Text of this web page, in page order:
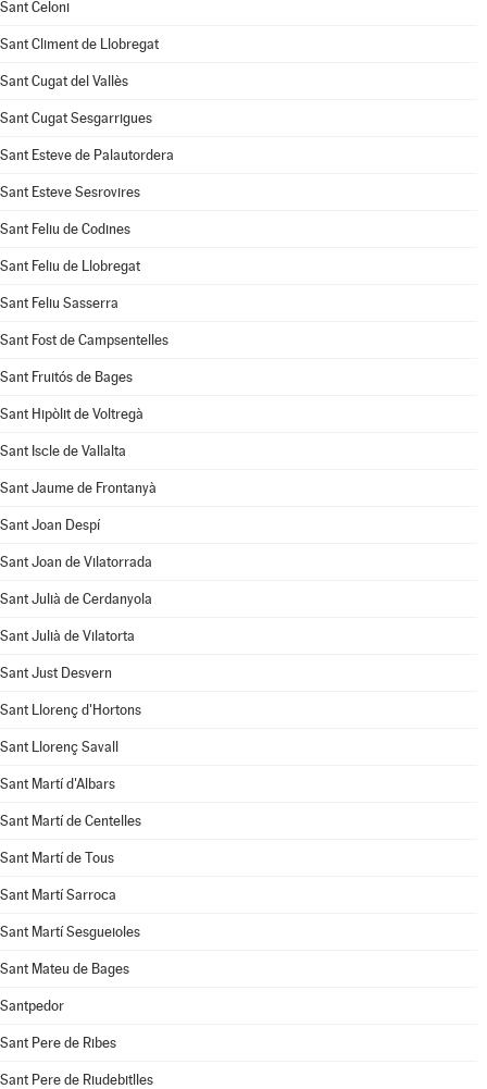
Sant Celoni
Sant Climent de Llobregat
Sant Cugat del Vallès
Sant Cugat Sesgarrigues
Sant Esteve de Palautordera
Sant Esteve Sesrovires
Sant Feliu de Codines
Sant Feliu de Llobregat
Sant Feliu Sasserra
Sant Fost de Campsentelles
Sant Fruitós de Bages
Sant Hipòlit de Voltregà
Sant Iscle de Vallalta
Sant Jaume de Frontanyà
Sant Joan Despí
Sant Joan de Vilatorrada
Sant Julià de Cerdanyola
Sant Julià de Vilatorta
Sant Just Desvern
Sant Llorenç d'Hortons
Sant Llorenç Savall
Sant Martí d'Albars
Sant Martí de Centelles
Sant Martí de Tous
Sant Martí Sarroca
Sant Martí Sesgueioles
Sant Mateu de Bages
Santpedor
Sant Pere de Ribes
Sant Pere de Riudebitlles